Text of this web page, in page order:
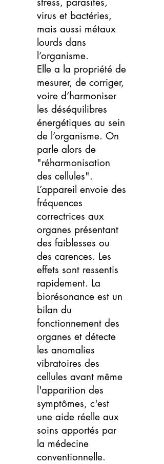
virus et bactéries,
mais aussi métaux
lourds dans
l’organisme.
Elle a la propriété de
mesurer, de corriger,
voire d’harmoniser
les déséquilibres
énergétiques au sein
de l’organisme. On
parle alors de
"réharmonisation
des cellules".
L’appareil envoie des
fréquences
correctrices aux
organes présentant
des faiblesses ou
des carences. Les
effets sont ressentis
rapidement. La
biorésonance est un
bilan du
fonctionnement des
organes et détecte
les anomalies
vibratoires des
cellules avant même
l'apparition des
symptômes, c'est
une aide réelle aux
soins apportés par
la médecine
conventionnelle.